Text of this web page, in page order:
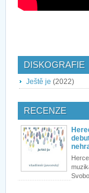
DISKOGRAFIE
Ještě je (2022)
RECENZE